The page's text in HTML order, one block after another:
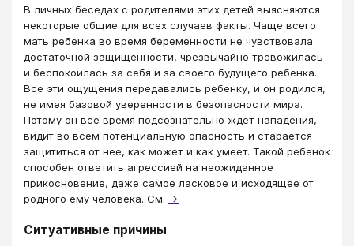
В личных беседах с родителями этих детей выясняются
некоторые общие для всех случаев факты. Чаще всего
мать ребенка во время беременности не чувствовала
достаточной защищенности, чрезвычайно тревожилась
и беспокоилась за себя и за своего будущего ребенка.
Все эти ощущения передавались ребенку, и он родился,
не имея базовой уверенности в безопасности мира.
Потому он все время подсознательно ждет нападения,
видит во всем потенциальную опасность и старается
защититься от нее, как может и как умеет. Такой ребенок
способен ответить агрессией на неожиданное
прикосновение, даже самое ласковое и исходящее от
родного ему человека. См. →
Ситуативные причины